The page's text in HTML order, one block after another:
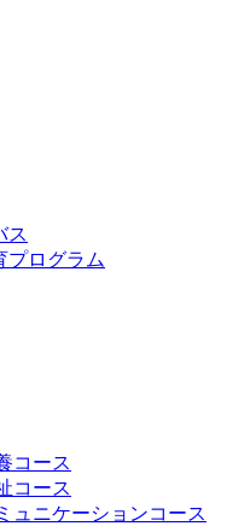
ス
プログラム
コース
コース
ュニケーションコース